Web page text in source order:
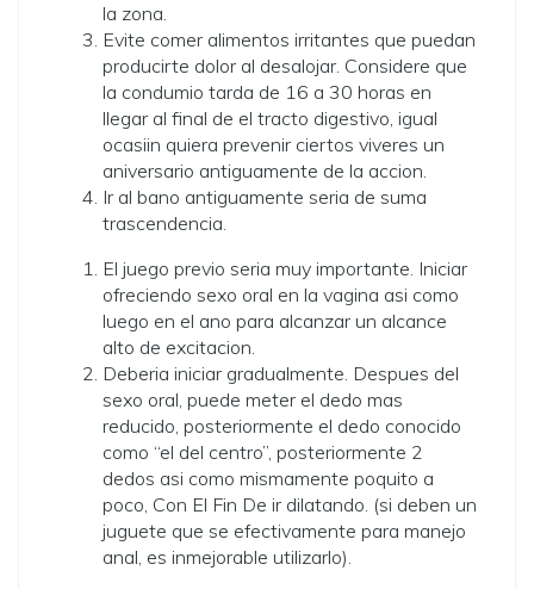
la zona.
Evite comer alimentos irritantes que puedan
producirte dolor al desalojar. Considere que
la condumio tarda de 16 a 30 horas en
llegar al final de el tracto digestivo, igual
ocasiin quiera prevenir ciertos vi­veres un
aniversario antiguamente de la accion.
Ir al bano antiguamente seri­a de suma
trascendencia.
El juego previo seri­a muy importante. Iniciar
ofreciendo sexo oral en la vagina asi­ como
luego en el ano para alcanzar un alcance
alto de excitacion.
Deberia iniciar gradualmente. Despues del
sexo oral, puede meter el dedo mas
reducido, posteriormente el dedo conocido
como “el del centro”, posteriormente 2
dedos asi­ como mismamente poquito a
poco, Con El Fin De ir dilatando. (si deben un
juguete que se efectivamente para manejo
anal, es inmejorable utilizarlo).